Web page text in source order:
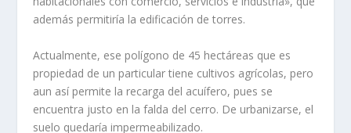
además permitiría la edificación de torres.
Actualmente, ese polígono de 45 hectáreas que es
propiedad de un particular tiene cultivos agrícolas, pero
aun así permite la recarga del acuífero, pues se
encuentra justo en la falda del cerro. De urbanizarse, el
suelo quedaría impermeabilizado.